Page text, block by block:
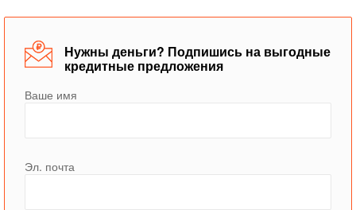
Нужны деньги? Подпишись на выгодные
кредитные предложения
Ваше имя
Эл. почта